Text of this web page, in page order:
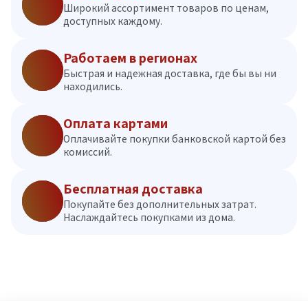
Широкий ассортимент товаров по ценам,
доступных каждому.
Работаем в регионах
Быстрая и надежная доставка, где бы вы ни
находились.
Оплата картами
Оплачивайте покупки банковской картой без
комиссий.
Бесплатная доставка
Покупайте без дополнительных затрат.
Наслаждайтесь покупками из дома.